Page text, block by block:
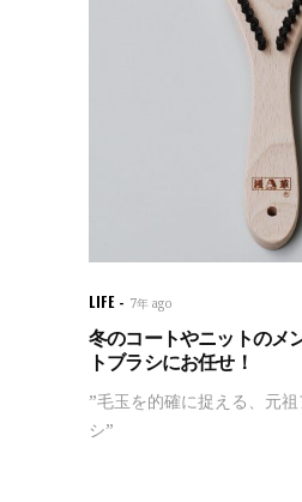
LIFE 7年 ago
冬のコートやニットのメ
トブラシにお任せ！
”毛玉を的確に捉える、元
シ”